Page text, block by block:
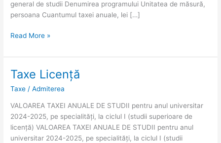
general de studii Denumirea programului Unitatea de măsură,
persoana Cuantumul taxei anuale, lei […]
Read More »
Taxe Licență
Taxe /Admiterea
VALOAREA TAXEI ANUALE DE STUDII pentru anul universitar
2024-2025, pe specialități, la ciclul I (studii superioare de
licență) VALOAREA TAXEI ANUALE DE STUDII pentru anul
universitar 2024-2025, pe specialități, la ciclul I (studii
Taxe